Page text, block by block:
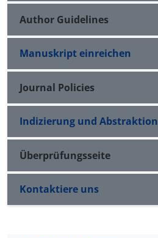
Author Guidelines
Manuskript einreichen
Journal Policies
Indizierung und Abstraktion
Überprüfungsseite
Kontaktiere uns